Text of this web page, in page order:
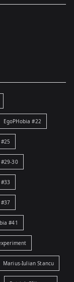
EgoPHobia #22
#29-30
#33
#37
#41
Marius-Iulian Stancu